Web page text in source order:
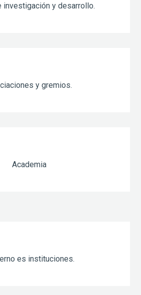
investigación y desarrollo.
y gremios.
Academia
es instituciones.